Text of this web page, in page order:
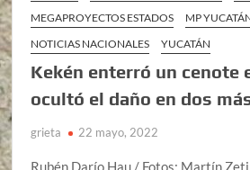
MEGAPROYECTOS ESTADOS
MP
NOTICIAS NACIONALES
YUCATÁN
Kekén enterró un cenote
ocultó el daño en dos
grieta 22 mayo, 2022
Rubén Darío Hau / Fotos: Martín